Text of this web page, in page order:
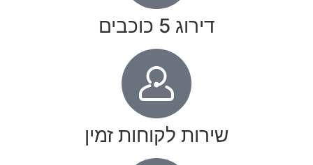
דירוג 5 כוכבים
שירות לקוחות זמין